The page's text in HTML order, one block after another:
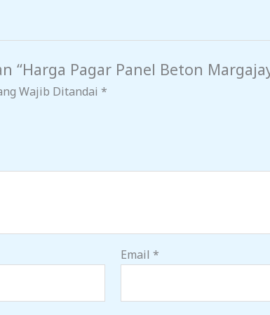
“Harga Pagar Panel Beton
Wajib Ditandai *
Email*